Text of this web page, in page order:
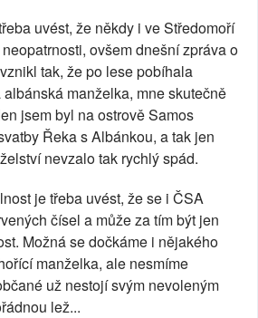
uvést, že někdy i ve Středomoří
ovšem dnešní zpráva o
tak, že po lese pobíhala
manželka, mne skutečně
jsem byl na ostrově Samos
Řeka s Albánkou, a tak jen
nevzalo tak rychlý spád.
je třeba uvést, že se i ČSA
čísel a může za tím být jen
Možná se dočkáme i nějakého
manželka, ale nesmíme
už nestojí svým nevoleným
lež...